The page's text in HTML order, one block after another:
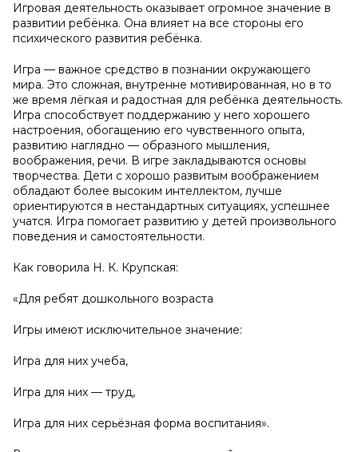
Игровая деятельность оказывает огромное значение в
развитии ребёнка. Она влияет на все стороны его
психического развития ребёнка.
Игра — важное средство в познании окружающего
мира. Это сложная, внутренне мотивированная, но в то
же время лёгкая и радостная для ребёнка деятельность.
Игра способствует поддержанию у него хорошего
настроения, обогащению его чувственного опыта,
развитию наглядно — образного мышления,
воображения, речи. В игре закладываются основы
творчества. Дети с хорошо развитым воображением
обладают более высоким интеллектом, лучше
ориентируются в нестандартных ситуациях, успешнее
учатся. Игра помогает развитию у детей произвольного
поведения и самостоятельности.
Как говорила Н. К. Крупская:
«Для ребят дошкольного возраста
Игры имеют исключительное значение:
Игра для них учеба,
Игра для них — труд,
Игра для них серьёзная форма воспитания».